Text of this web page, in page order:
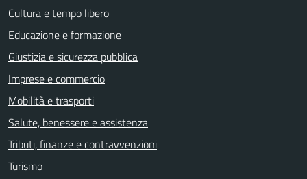
Cultura e tempo libero
Educazione e formazione
Giustizia e sicurezza pubblica
Imprese e commercio
Mobilità e trasporti
Salute, benessere e assistenza
Tributi, finanze e contravvenzioni
Turismo